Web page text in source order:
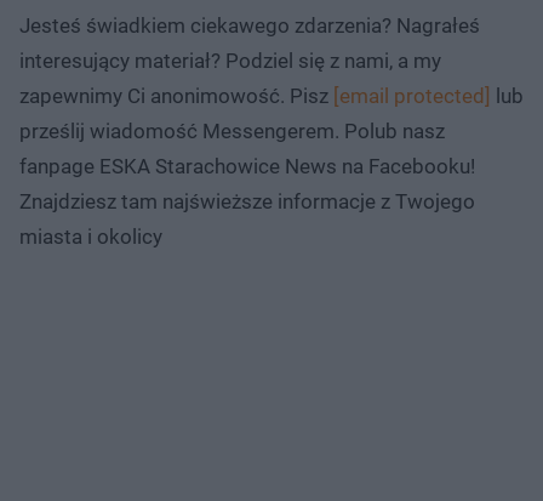
Jesteś świadkiem ciekawego zdarzenia? Nagrałeś
interesujący materiał? Podziel się z nami, a my
zapewnimy Ci anonimowość. Pisz [email protected] lub
prześlij wiadomość Messengerem. Polub nasz
fanpage ESKA Starachowice News na Facebooku!
Znajdziesz tam najświeższe informacje z Twojego
miasta i okolicy